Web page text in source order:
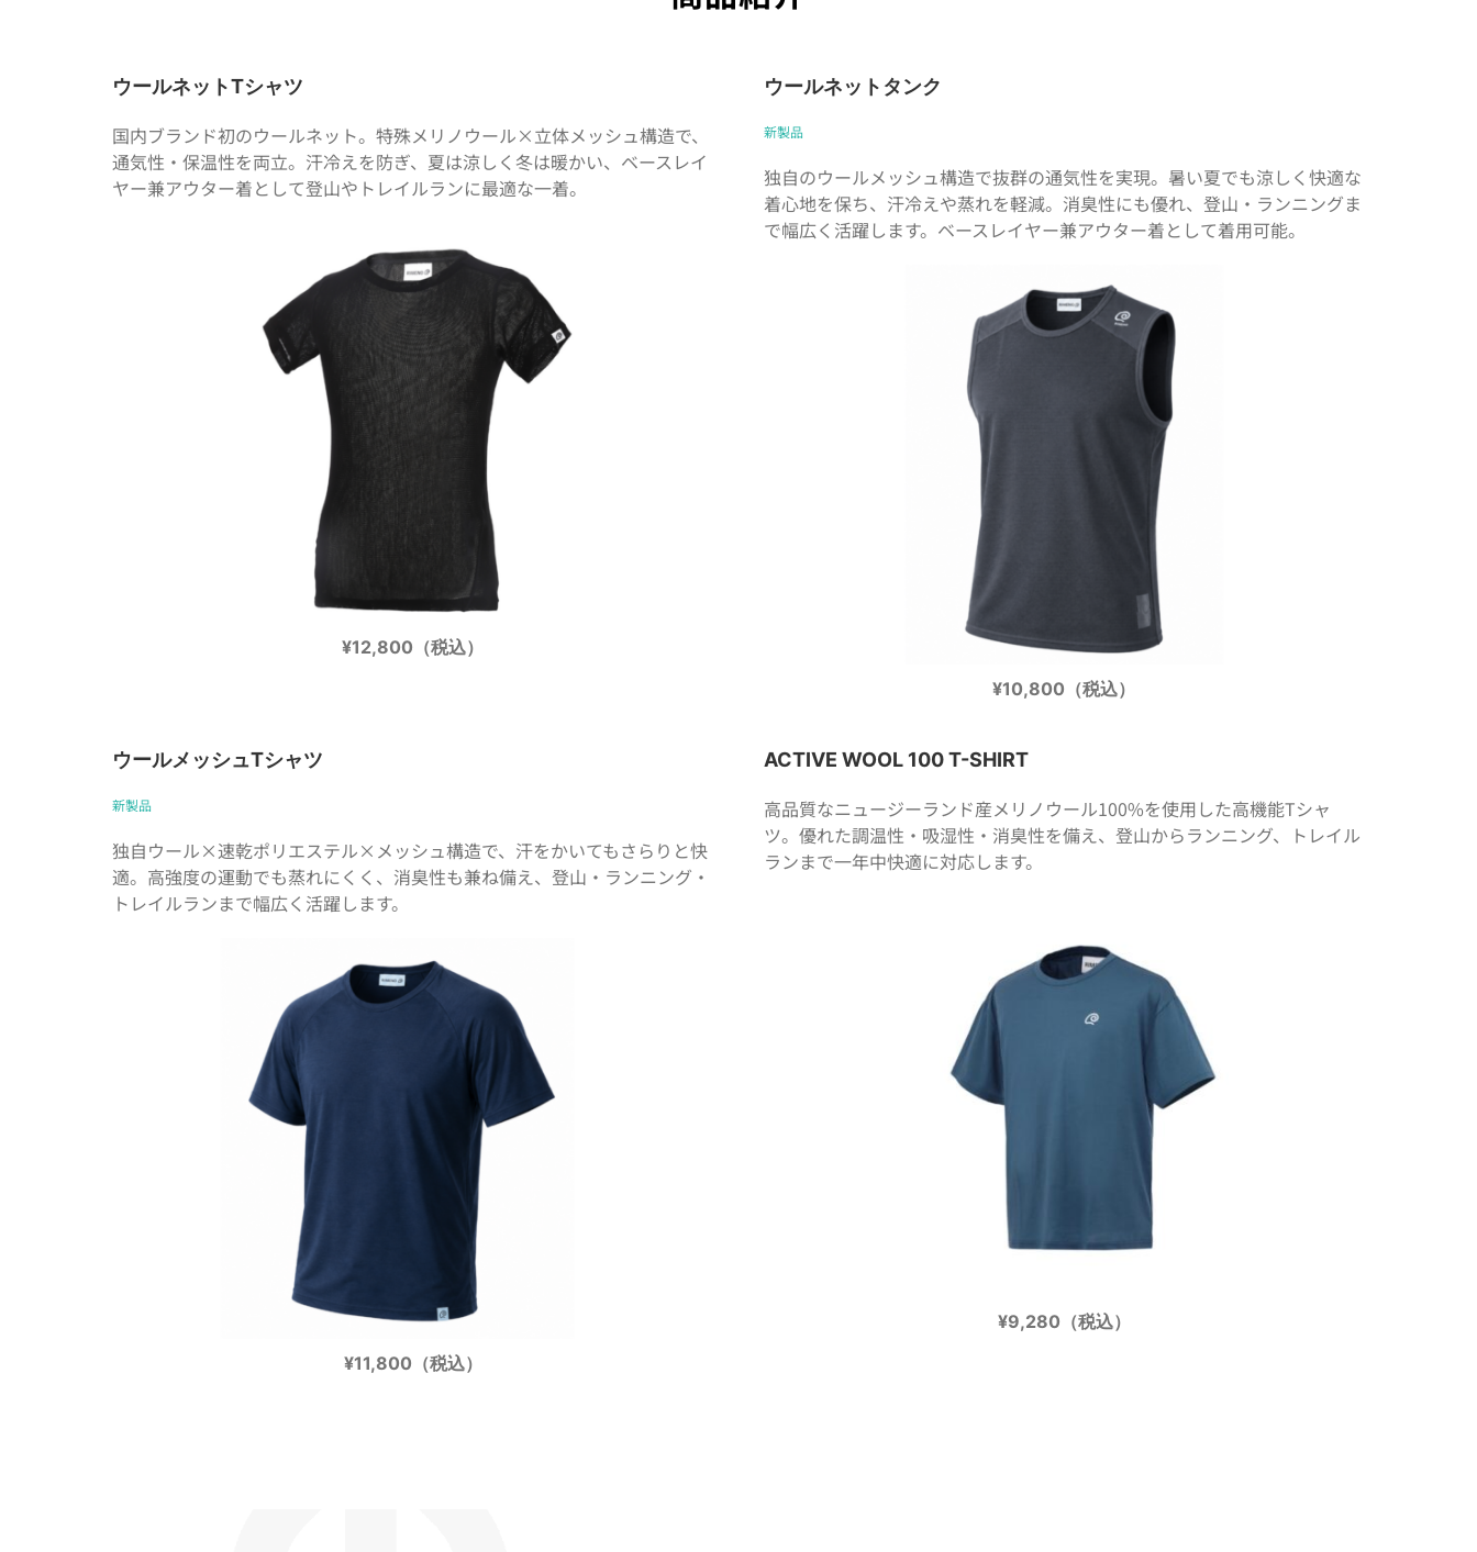
ウールネットTシャツ
国内ブランド初のウールネット。特殊メリノウール×立体メッシュ構造で、
通気性・保温性を両立。汗冷えを防ぎ、夏は涼しく冬は暖かい、ベースレイ
ヤー兼アウター着として登山やトレイルランに最適な一着。
¥12,800（税込）
ウールネットタンク
新製品
独自のウールメッシュ構造で抜群の通気性を実現。暑い夏でも涼しく快適な
着心地を保ち、汗冷えや蒸れを軽減。消臭性にも優れ、登山・ランニングま
で幅広く活躍します。ベースレイヤー兼アウター着として着用可能。
¥10,800（税込）
ウールメッシュTシャツ
新製品
独自ウール×速乾ポリエステル×メッシュ構造で、汗をかいてもさらりと快
適。高強度の運動でも蒸れにくく、消臭性も兼ね備え、登山・ランニング・
トレイルランまで幅広く活躍します。
¥11,800（税込）
ACTIVE WOOL 100 T-SHIRT
高品質なニュージーランド産メリノウール100%を使用した高機能Tシャ
ツ。優れた調温性・吸湿性・消臭性を備え、登山からランニング、トレイル
ランまで一年中快適に対応します。
¥9,280（税込）